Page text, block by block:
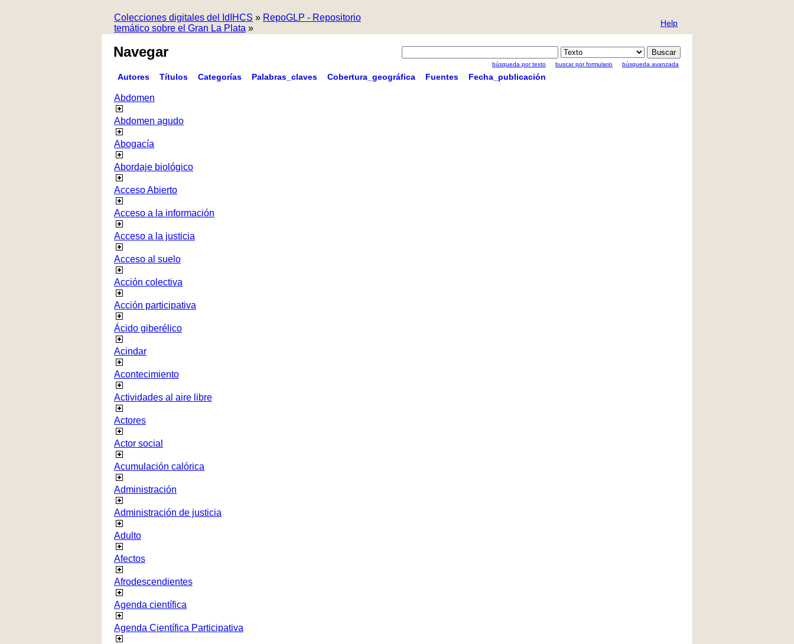
Colecciones digitales del IdIHCS » RepoGLP - Repositorio
temático sobre el Gran La Plata » Help
Navegar
búsqueda por texto buscar por formulario búsqueda avanzada
Autores Títulos Categorías Palabras_claves Cobertura_geográfica Fuentes Fecha_publicación
Abdomen
Abdomen agudo
Abogacía
Abordaje biológico
Acceso Abierto
Acceso a la información
Acceso a la justicia
Acceso al suelo
Acción colectiva
Acción participativa
Ácido giberélico
Acindar
Acontecimiento
Actividades al aire libre
Actores
Actor social
Acumulación calórica
Administración
Administración de justicia
Adulto
Afectos
Afrodescendientes
Agenda científica
Agenda Científica Participativa